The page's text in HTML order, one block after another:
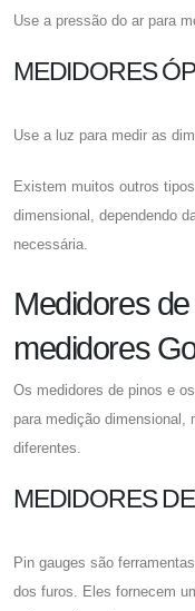
Use a pressão do ar para
MEDIDORES
Use a luz para medir as
Existem muitos outros
dimensional, dependendo
necessária.
Medidores
medidores
Os medidores de pinos e
para medição dimensional,
diferentes.
MEDIDORES
Pin gauges são
dos furos. Eles fornecem